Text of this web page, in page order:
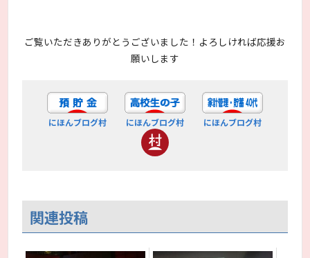
ご覧いただきありがとうございました！よろしければ応援お
願いします
にほんブログ村 にほんブログ村 にほんブログ村
関連投稿